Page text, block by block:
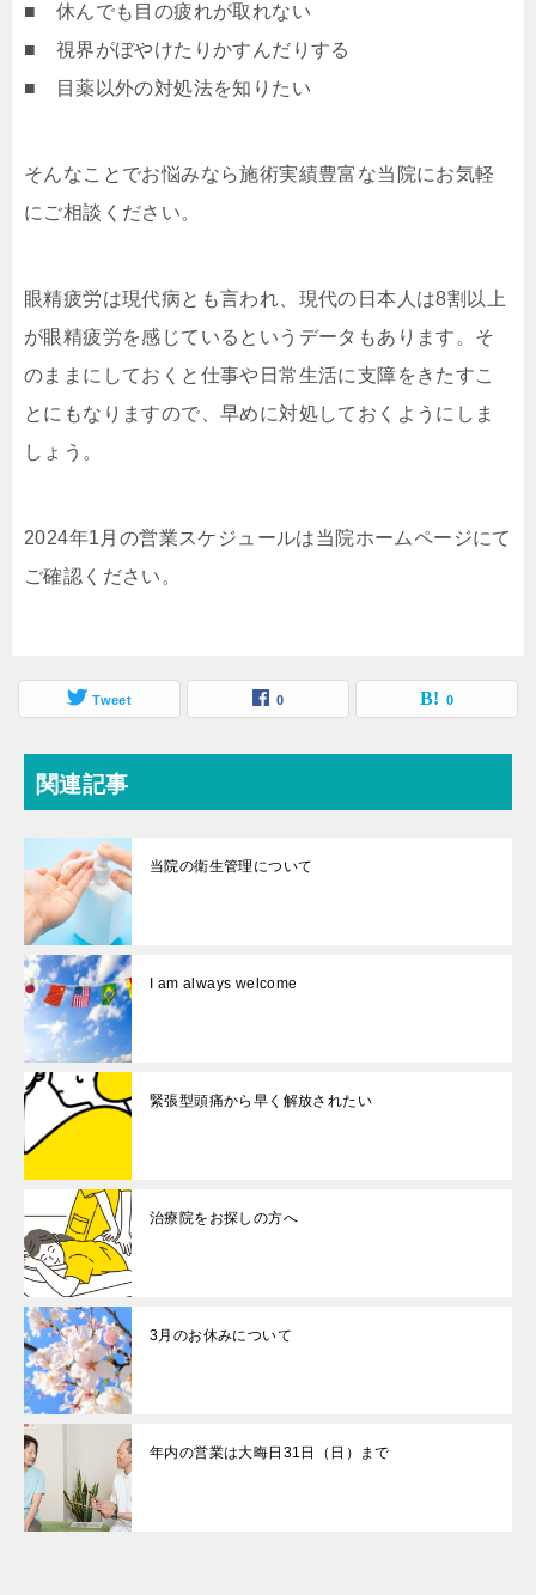
■ 休んでも目の疲れが取れない
■ 視界がぼやけたりかすんだりする
■ 目薬以外の対処法を知りたい
そんなことでお悩みなら施術実績豊富な当院にお気軽
にご相談ください。
眼精疲労は現代病とも言われ、現代の日本人は8割以上
が眼精疲労を感じているというデータもあります。そ
のままにしておくと仕事や日常生活に支障をきたすこ
とにもなりますので、早めに対処しておくようにしま
しょう。
2024年1月の営業スケジュールは当院ホームページにて
ご確認ください。
Tweet 0 0
関連記事
当院の衛生管理について
I am always welcome
緊張型頭痛から早く解放されたい
治療院をお探しの方へ
3月のお休みについて
年内の営業は大晦日31日（日）まで